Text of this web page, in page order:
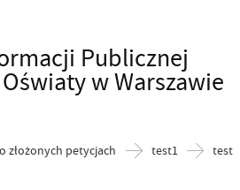
Publicznej
w Warszawie
Szukaj
złożonych petycjach test1 test